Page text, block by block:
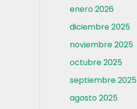
enero 2026
diciembre 2025
noviembre 2025
octubre 2025
septiembre 2025
agosto 2025